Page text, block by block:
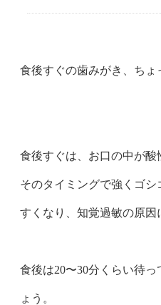
食後すぐの歯みがき、ちょ
食後すぐは、お口の中が酸
そのタイミングで強くゴ
すくなり、知覚過敏の原因
食後は20〜30分くらい待
ょう。